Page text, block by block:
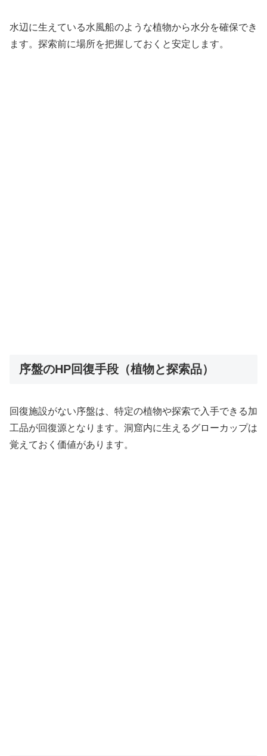
水辺に生えている水風船のような植物から水分を確保でき
ます。探索前に場所を把握しておくと安定します。
序盤のHP回復手段（植物と探索品）
回復施設がない序盤は、特定の植物や探索で入手できる加
工品が回復源となります。洞窟内に生えるグローカップは
覚えておく価値があります。